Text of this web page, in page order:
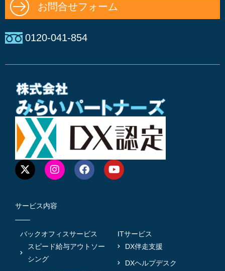
お問合せフォーム
0120-041-854
サービス内容
バックオフィスサービス
スピード給与アウトソー
シング
ITサービス
DX伴走支援
DXヘルプデスク